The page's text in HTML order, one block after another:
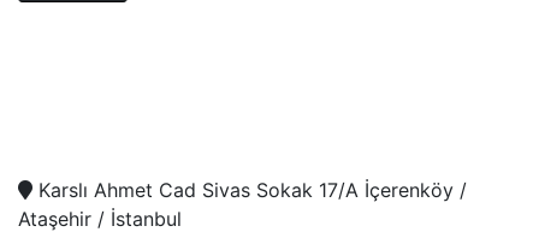
Karslı Ahmet Cad Sivas Sokak 17/A İçerenköy /
Ataşehir / İstanbul